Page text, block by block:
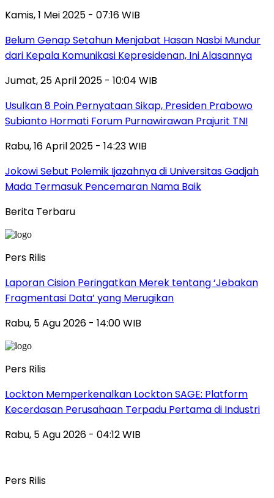
Kamis, 1 Mei 2025 - 07:16 WIB
Belum Genap Setahun Menjabat Hasan Nasbi Mundur
dari Kepala Komunikasi Kepresidenan, Ini Alasannya
Jumat, 25 April 2025 - 10:04 WIB
Usulkan 8 Poin Pernyataan Sikap, Presiden Prabowo
Subianto Hormati Forum Purnawirawan Prajurit TNI
Rabu, 16 April 2025 - 14:23 WIB
Jokowi Sebut Polemik Ijazahnya di Universitas Gadjah
Mada Termasuk Pencemaran Nama Baik
Berita Terbaru
Pers Rilis
Laporan Cision Peringatkan Merek tentang ‘Jebakan
Fragmentasi Data’ yang Merugikan
Rabu, 5 Agu 2026 - 14:00 WIB
Pers Rilis
Lockton Memperkenalkan Lockton SAGE: Platform
Kecerdasan Perusahaan Terpadu Pertama di Industri
Rabu, 5 Agu 2026 - 04:12 WIB
Pers Rilis